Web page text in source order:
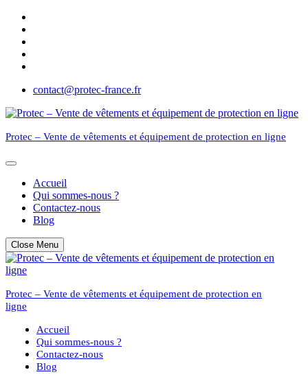
Skip
content
contact@protec-france.fr
Protec – Vente de vêtements et équipement de protection en ligne
Accueil
Qui sommes-nous ?
Contactez-nous
Blog
Close Menu
Protec – Vente de vêtements et équipement de protection en
ligne
Accueil
Qui sommes-nous ?
Contactez-nous
Blog